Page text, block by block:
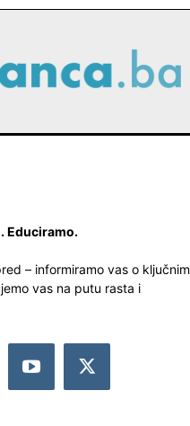
Educiramo.
– informiramo vas o ključnim
vas na putu rasta i